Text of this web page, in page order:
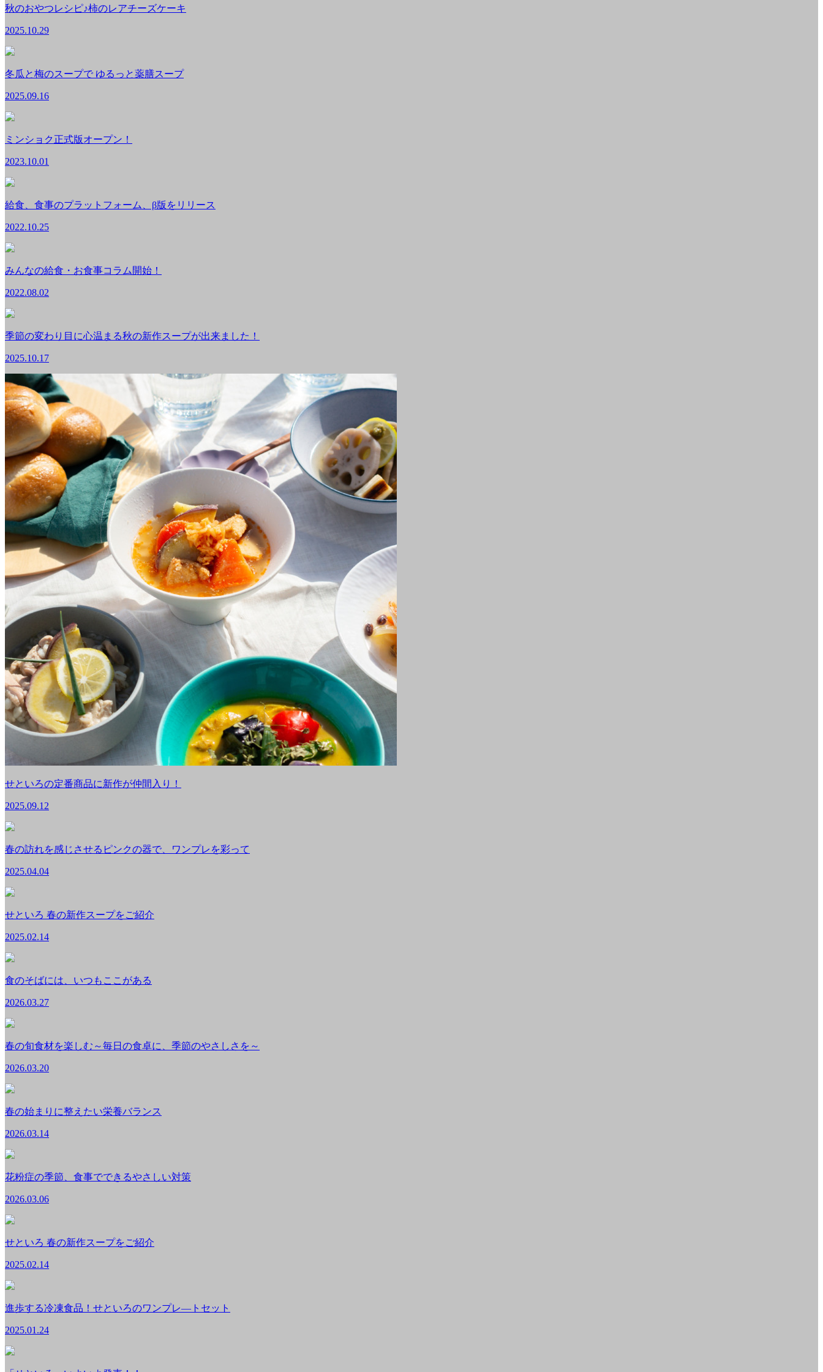
秋のおやつレシピ♪柿のレアチーズケーキ
2025.10.29
冬瓜と梅のスープで ゆるっと薬膳スープ
2025.09.16
ミンショク正式版オープン！
2023.10.01
給食、食事のプラットフォーム、β版をリリース
2022.10.25
みんなの給食・お食事コラム開始！
2022.08.02
季節の変わり目に心温まる秋の新作スープが出来ました！
2025.10.17
せといろの定番商品に新作が仲間入り！
2025.09.12
春の訪れを感じさせるピンクの器で、ワンプレを彩って
2025.04.04
せといろ 春の新作スープをご紹介
2025.02.14
食のそばには、いつもここがある
2026.03.27
春の旬食材を楽しむ～毎日の食卓に、季節のやさしさを～
2026.03.20
春の始まりに整えたい栄養バランス
2026.03.14
花粉症の季節、食事でできるやさしい対策
2026.03.06
せといろ 春の新作スープをご紹介
2025.02.14
進歩する冷凍食品！せといろのワンプレ―トセット
2025.01.24